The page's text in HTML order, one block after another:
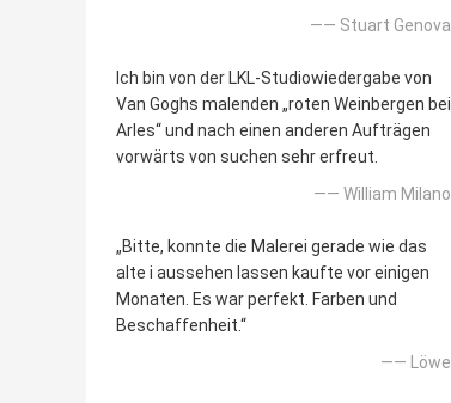
—— Stuart Genova
Ich bin von der LKL-Studiowiedergabe von
Van Goghs malenden „roten Weinbergen bei
Arles“ und nach einen anderen Aufträgen
vorwärts von suchen sehr erfreut.
—— William Milano
„Bitte, konnte die Malerei gerade wie das
alte i aussehen lassen kaufte vor einigen
Monaten. Es war perfekt. Farben und
Beschaffenheit.“
—— Löwe